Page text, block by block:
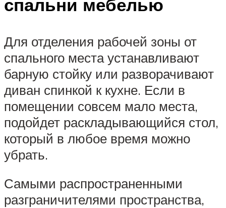
Для отделения рабочей зоны от
спального места устанавливают
барную стойку или разворачивают
диван спинкой к кухне. Если в
помещении совсем мало места,
подойдет раскладывающийся стол,
который в любое время можно
убрать.
Самыми распространенными
разграничителями пространства,